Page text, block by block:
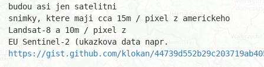
budou asi jen satelitni
snimky, ktere maji cca 15m / pixel z americkeho
Landsat-8 a 10m / pixel z
https://gist.github.com/klokan/